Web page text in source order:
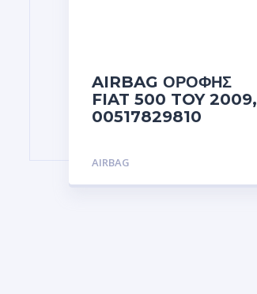
AIRBAG ΟΡΟΦΗΣ
FIAT 500 TOY 2009,
00517829810
AIRBAG